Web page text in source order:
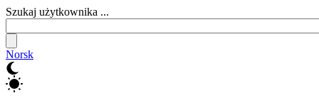
Szukaj użytkownika ...
Norsk